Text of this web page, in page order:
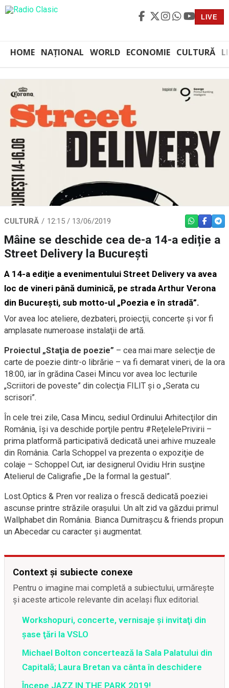
LIVE
HOME NAȚIONAL WORLD ECONOMIE CULTURĂ
CULTURĂ 12:15 / 13/06/2019 WHATSAPP
Mâine se deschide cea de-a 14-a ediție a
Street Delivery la București
A 14-a ediţie a evenimentului Street Delivery va avea
loc de vineri până duminică, pe strada Arthur Verona
din Bucureşti, sub motto-ul „Poezia e în stradă”.
Vor avea loc ateliere, dezbateri, proiecţii, concerte şi vor fi
amplasate numeroase instalaţii de artă.
Proiectul „Staţia de poezie” – cea mai mare selecţie de
carte de poezie dintr-o librărie – va fi demarat vineri, de la ora
18:00, iar în grădina Casei Mincu vor avea loc lecturile
„Scriitori de poveste” din colecţia FILIT şi o „Serata cu
scrisori”.
În cele trei zile, Casa Mincu, sediul Ordinului Arhitecţilor din
România, îşi va deschide porţile pentru #ReţelelePrivirii –
prima platformă participativă dedicată unei arhive muzeale
din România. Carla Schoppel va prezenta o expoziţie de
colaje – Schoppel Cut, iar designerul Ovidiu Hrin susţine
Atelierul de Caligrafie „De la formal la gestual”.
Lost.Optics & Pren vor realiza o frescă dedicată poeziei
ascunse printre străzile oraşului. Un alt zid va găzdui primul
Wallphabet din România. Bianca Dumitraşcu & friends propun
un Abecedar cu caracter şi augmentat.
Context și subiecte conexe
Pentru o imagine mai completă a subiectului, urmărește
și aceste articole relevante din același flux editorial.
Workshopuri, concerte, vernisaje şi invitaţi din
şase ţări la VSLO
Michael Bolton concertează la Sala Palatului din
Capitală; Laura Bretan va cânta în deschidere
Începe JAZZ IN THE PARK 2019!